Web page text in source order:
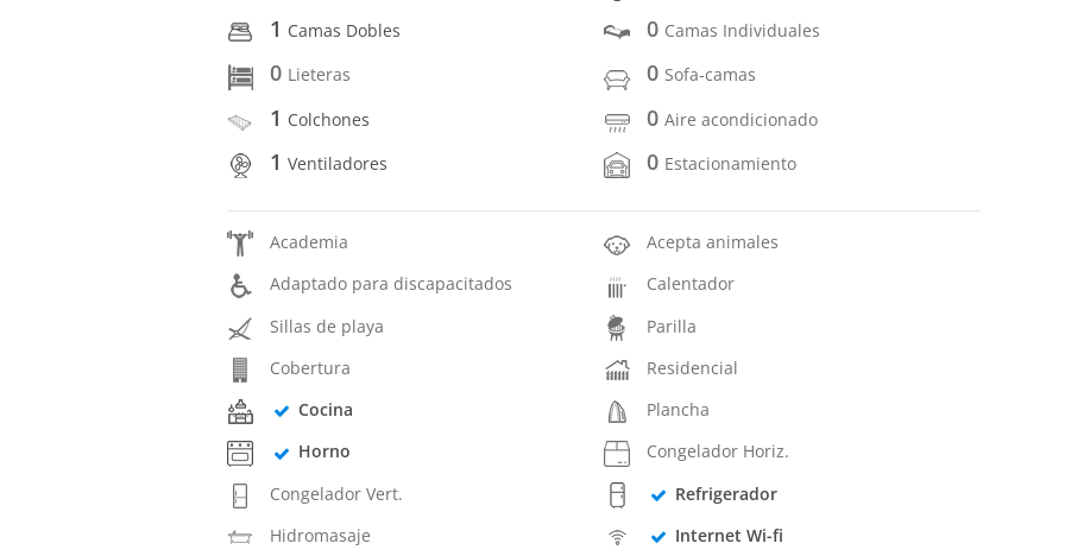
1 Camas Dobles 0 Camas Individuales
0 Lieteras 0 Sofa-camas
1 Colchones 0Aire acondicionado
1Ventiladores 0 Estacionamiento
Academia
Acepta animales
Adaptado para discapacitados
Calentador
Sillas de playa
Parilla
Cobertura
Residencial
Cocina
Plancha
Horno
Congelador Horiz.
Congelador Vert.
Refrigerador
Hidromasaje
Internet Wi-fi